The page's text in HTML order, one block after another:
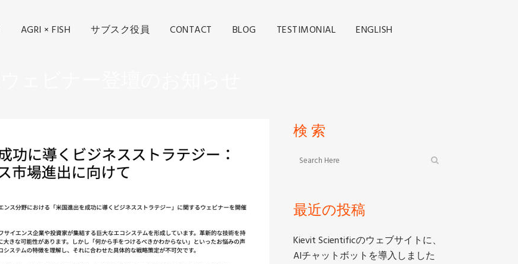
AGRI × FISH サブスク役員 CONTACT BLOG TESTIMONIAL ENGLISH
検 索
最近の投稿
Kievit Scientificのウェブサイトに、
AIチャットボットを導入しました